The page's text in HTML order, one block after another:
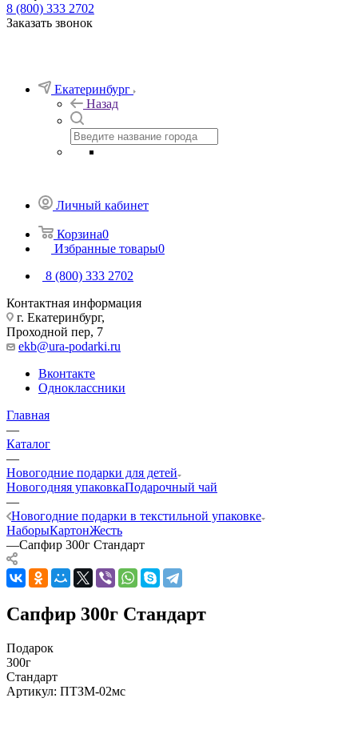
8 (800) 333 2702
Заказать звонок
Екатеринбург
Назад
Личный кабинет
Корзина0
Избранные товары0
8 (800) 333 2702
Контактная информация
г. Екатеринбург,
Проходной пер, 7
ekb@ura-podarki.ru
Вконтакте
Одноклассники
Главная
—
Каталог
—
Новогодние подарки для детей
Новогодняя упаковкаПодарочный чай
—
Новогодние подарки в текстильной упаковке
НаборыКартонЖесть
—Сапфир 300г Стандарт
Сапфир 300г Стандарт
Подарок
300г
Стандарт
Артикул: ПТЗМ-02мс